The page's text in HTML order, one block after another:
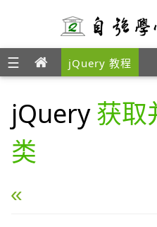
☰ jQuery 教程
jQuery获取
类
« jQuery 删除元素